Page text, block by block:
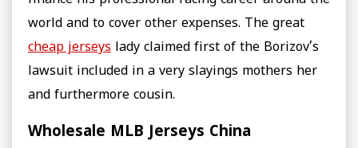
world and to cover other expenses. The great
cheap jerseys lady claimed first of the Borizov’s
lawsuit included in a very slayings mothers her
and furthermore cousin.
Wholesale MLB Jerseys China